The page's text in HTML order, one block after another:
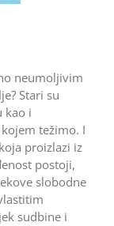
neumoljivim
Stari su
kao i
težimo. I
proizlazi iz
postoji,
slobodne
sudbine i